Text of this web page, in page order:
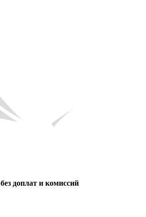
без доплат и комиссий